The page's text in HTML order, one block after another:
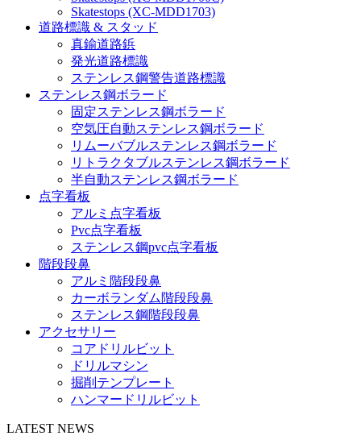
Skatestops (XC-MDD1703)
道路標識 & スタッド
真鍮道路鋲
発光道路標識
ステンレス鋼警告道路標識
ステンレス鋼ボラード
固定ステンレス鋼ボラード
空気圧自動ステンレス鋼ボラード
リムーバブルステンレス鋼ボラード
リトラクタブルステンレス鋼ボラード
半自動ステンレス鋼ボラード
点字看板
アルミ点字看板
Pvc点字看板
ステンレス鋼pvc点字看板
階段段鼻
アルミ階段段鼻
カーボランダム階段段鼻
ステンレス鋼階段段鼻
アクセサリー
コアドリルビット
ドリルマシン
掘削テンプレート
ハンマードリルビット
LATEST NEWS